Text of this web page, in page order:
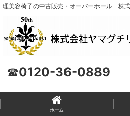
理美容椅子の中古販売・オーバーホール 株
☎0120-36-0889
ホーム